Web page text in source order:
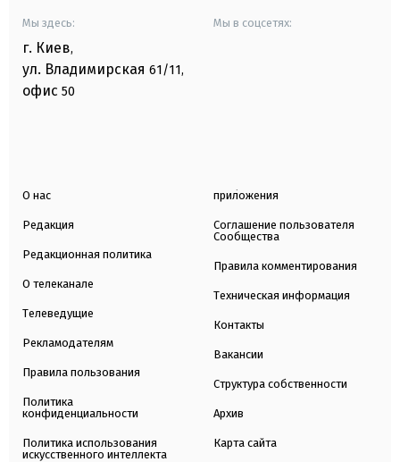
Мы здесь:
г. Киев,
ул. Владимирская 61/11,
офис 50
Мы в соцсетях:
О нас
Редакция
Редакционная политика
О телеканале
Телеведущие
Рекламодателям
Правила пользования
Политика
конфиденциальности
Политика использования
искусственного интеллекта
приложения
Соглашение пользователя
Сообщества
Правила комментирования
Техническая информация
Контакты
Вакансии
Структура собственности
Архив
Карта сайта